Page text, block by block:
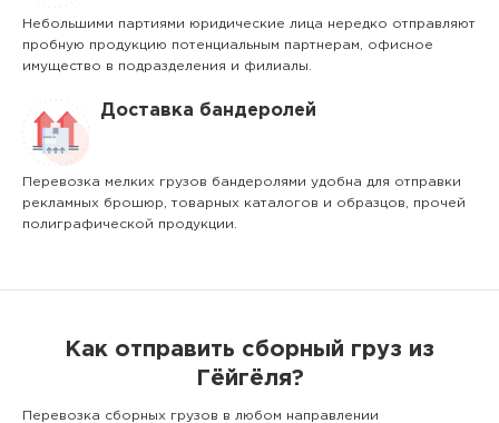
Небольшими партиями юридические лица нередко отправляют
пробную продукцию потенциальным партнерам, офисное
имущество в подразделения и филиалы.
Доставка бандеролей
Перевозка мелких грузов бандеролями удобна для отправки
рекламных брошюр, товарных каталогов и образцов, прочей
полиграфической продукции.
Как отправить сборный груз из
Гёйгёля?
Перевозка сборных грузов в любом направлении